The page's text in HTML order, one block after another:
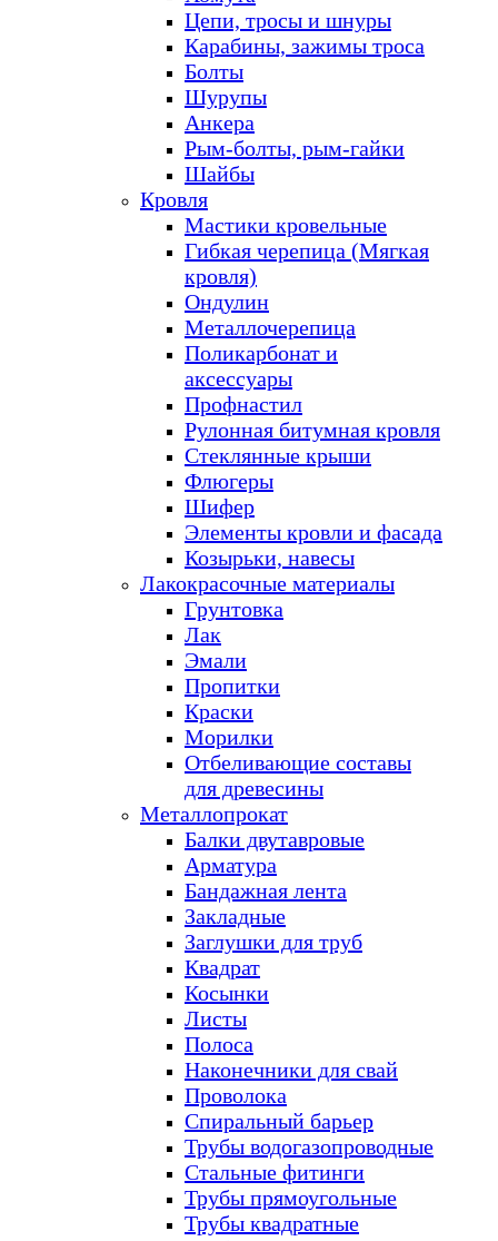
Цепи, тросы и шнуры
Карабины, зажимы троса
Болты
Шурупы
Анкера
Рым-болты, рым-гайки
Шайбы
Кровля
Мастики кровельные
Гибкая черепица (Мягкая
кровля)
Ондулин
Металлочерепица
Поликарбонат и
аксессуары
Профнастил
Рулонная битумная кровля
Стеклянные крыши
Флюгеры
Шифер
Элементы кровли и фасада
Козырьки, навесы
Лакокрасочные материалы
Грунтовка
Лак
Эмали
Пропитки
Краски
Морилки
Отбеливающие составы
для древесины
Металлопрокат
Балки двутавровые
Арматура
Бандажная лента
Закладные
Заглушки для труб
Квадрат
Косынки
Листы
Полоса
Наконечники для свай
Проволока
Спиральный барьер
Трубы водогазопроводные
Стальные фитинги
Трубы прямоугольные
Трубы квадратные